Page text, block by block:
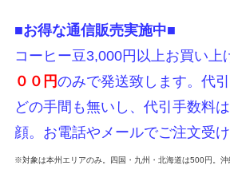
■お得な通信販売実施中■
コーヒー豆3,000円以上お買い上
００円のみで発送致します。代
どの手間も無いし、代引手数料
顔。お電話やメールでご注文受け
※対象は本州エリアのみ。四国・九州・北海道は500円。沖